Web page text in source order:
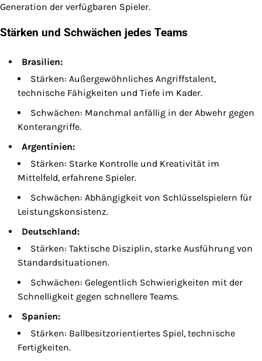
Generation der verfügbaren Spieler.
Stärken und Schwächen jedes Teams
Brasilien:
Stärken: Außergewöhnliches Angriffstalent,
technische Fähigkeiten und Tiefe im Kader.
Schwächen: Manchmal anfällig in der Abwehr gegen
Konterangriffe.
Argentinien:
Stärken: Starke Kontrolle und Kreativität im
Mittelfeld, erfahrene Spieler.
Schwächen: Abhängigkeit von Schlüsselspielern für
Leistungskonsistenz.
Deutschland:
Stärken: Taktische Disziplin, starke Ausführung von
Standardsituationen.
Schwächen: Gelegentlich Schwierigkeiten mit der
Schnelligkeit gegen schnellere Teams.
Spanien:
Stärken: Ballbesitzorientiertes Spiel, technische
Fertigkeiten.